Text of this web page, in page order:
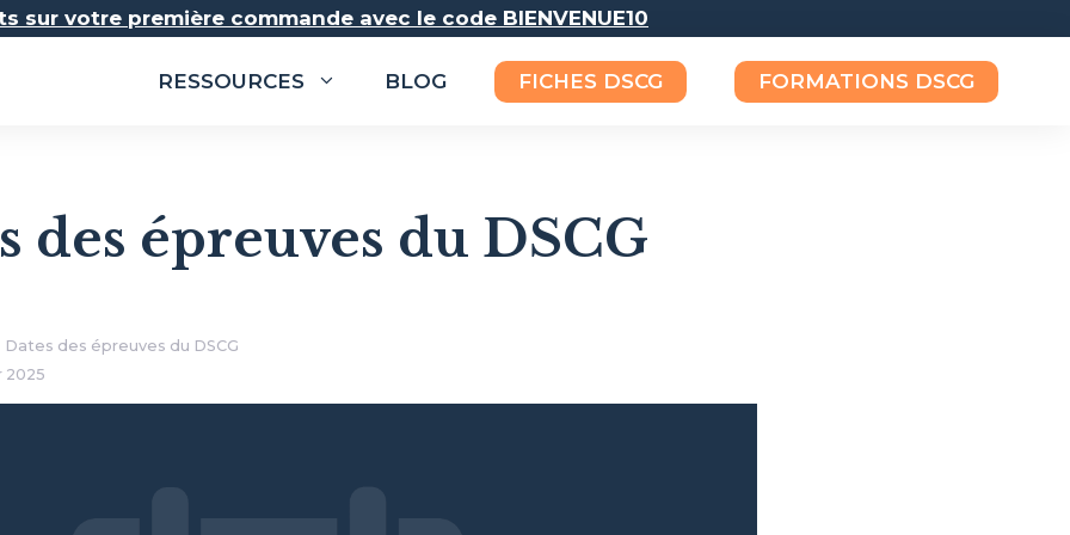
sur votre première commande avec le code BIENVENUE10
RESSOURCES BLOG FICHES DSCG FORMATIONS DSCG
des épreuves du DSCG
Dates des épreuves du DSCG
2025